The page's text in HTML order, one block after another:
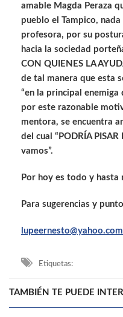
amable Magda Peraza
pueblo el Tampico,
profesora, por su
hacia la sociedad
CON QUIENES LA
de tal manera que esta
“en la principal enemiga
por este razonable
mentora, se encuentra
del cual “PODRÍA PISAR
vamos”.
Por hoy es todo y hasta
Para sugerencias y
Etiquetas:
TAMBIÉN TE PUEDE